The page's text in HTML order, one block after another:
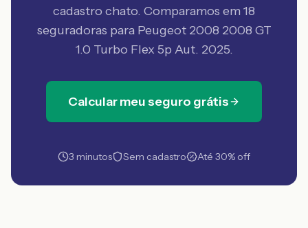
cadastro chato. Comparamos em 18
seguradoras para Peugeot 2008 2008 GT
1.0 Turbo Flex 5p Aut. 2025.
Calcular meu seguro grátis
3 minutos Sem cadastro Até 30% off